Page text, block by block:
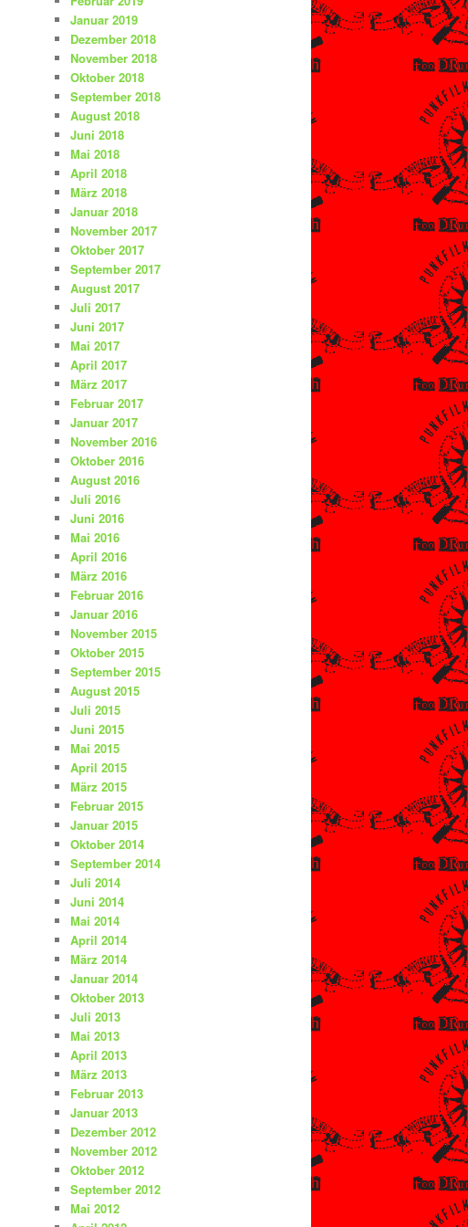
Januar 2019
Dezember 2018
November 2018
Oktober 2018
September 2018
August 2018
Juni 2018
Mai 2018
April 2018
März 2018
Januar 2018
November 2017
Oktober 2017
September 2017
August 2017
Juli 2017
Juni 2017
Mai 2017
April 2017
März 2017
Februar 2017
Januar 2017
November 2016
Oktober 2016
August 2016
Juli 2016
Juni 2016
Mai 2016
April 2016
März 2016
Februar 2016
Januar 2016
November 2015
Oktober 2015
September 2015
August 2015
Juli 2015
Juni 2015
Mai 2015
April 2015
März 2015
Februar 2015
Januar 2015
Oktober 2014
September 2014
Juli 2014
Juni 2014
Mai 2014
April 2014
März 2014
Januar 2014
Oktober 2013
Juli 2013
Mai 2013
April 2013
März 2013
Februar 2013
Januar 2013
Dezember 2012
November 2012
Oktober 2012
September 2012
Mai 2012